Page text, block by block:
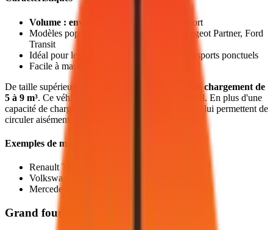
Volume : environ 3 m³
de place de transport
Modèles populaires : Renault Kangoo, Peugeot Partner, Ford
Transit
Idéal pour les petits déménagements ou transports ponctuels
Facile à manœuvrer en ville et à garer
De taille supérieure, le
fourgon offre une place de chargement de
5 à 9 m³. Ce véhicule représente le compromis idéal. En plus d'une
capacité de chargement plus élevée, ses dimensions lui permettent de
circuler aisément en ville.
Exemples de modèles
Renault Trafic
Volkswagen Transporter
Mercedes Vito
Grand fourgon : pour les gros volumes